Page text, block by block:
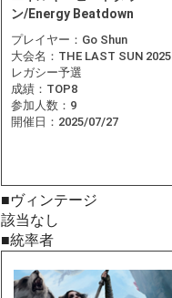
ン/Energy Beatdown
プレイヤー： Go Shun
大会名： THE LAST SUN 2025
レガシー予選
成績： TOP8
参加人数： 9
開催日： 2025/07/27
■ヴィンテージ
該当なし
■統率者